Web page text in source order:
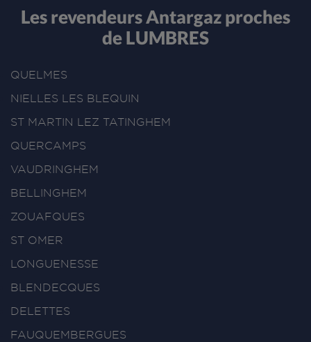
Les revendeurs Antargaz proches
de LUMBRES
QUELMES
NIELLES LES BLEQUIN
ST MARTIN LEZ TATINGHEM
QUERCAMPS
VAUDRINGHEM
BELLINGHEM
ZOUAFQUES
ST OMER
LONGUENESSE
BLENDECQUES
DELETTES
FAUQUEMBERGUES